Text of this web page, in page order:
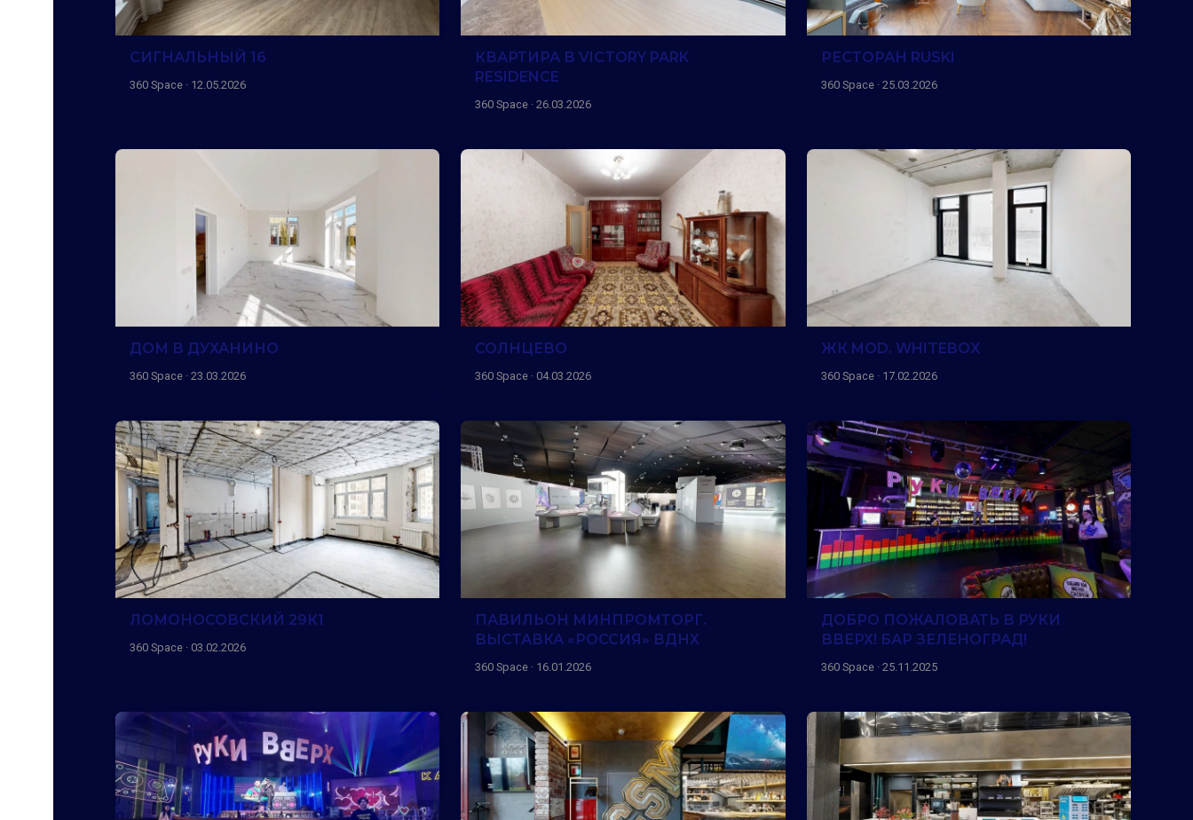
СИГНАЛЬНЫЙ 16
360 Space · 12.05.2026
КВАРТИРА В VICTORY PARK
RESIDENCE
360 Space · 26.03.2026
РЕСТОРАН RUSKI
360 Space · 25.03.2026
ДОМ В ДУХАНИНО
360 Space · 23.03.2026
СОЛНЦЕВО
360 Space · 04.03.2026
ЖК MOD. WHITEBOX
360 Space · 17.02.2026
ЛОМОНОСОВСКИЙ 29К1
360 Space · 03.02.2026
ПАВИЛЬОН МИНПРОМТОРГ.
ВЫСТАВКА «РОССИЯ» ВДНХ
360 Space · 16.01.2026
ДОБРО ПОЖАЛОВАТЬ В РУКИ
ВВЕРХ! БАР ЗЕЛЕНОГРАД!
360 Space · 25.11.2025